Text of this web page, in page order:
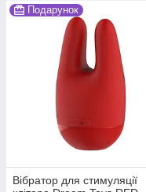
Подарунок
Вібратор для стимуляції